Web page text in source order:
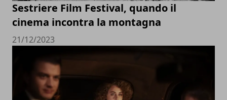
Sestriere Film Festival, quando il
cinema incontra la montagna
21/12/2023